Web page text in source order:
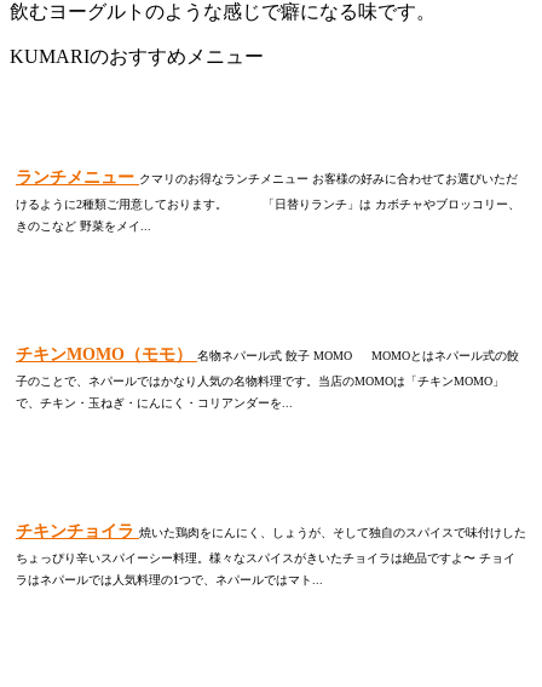
飲むヨーグルトのような感じで癖になる味です。
KUMARIのおすすめメニュー
ランチメニュー クマリのお得なランチメニュー お客様の好みに合わせてお選びいただ
けるように2種類ご用意しております。 「日替りランチ」は カボチャやブロッコリー、
きのこなど 野菜をメイ...
チキンMOMO（モモ）
名物ネパール式 餃子 MOMO MOMOとはネパール式の餃
子のことで、ネパールではかなり人気の名物料理です。当店のMOMOは「チキンMOMO」
で、チキン・玉ねぎ・にんにく・コリアンダーを...
チキンチョイラ 焼いた鶏肉をにんにく、しょうが、そして独自のスパイスで味付けした
ちょっぴり辛いスパイーシー料理。様々なスパイスがきいたチョイラは絶品ですよ〜 チョイ
ラはネパールでは人気料理の1つで、ネパールではマト...